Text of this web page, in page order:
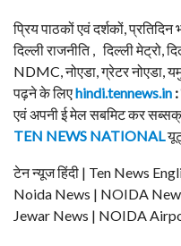
प्रिय पाठकों एवं दर्शकों,
दिल्ली राजनीति , दिल्ली मेट्रो,
NDMC, नोएडा, ग्रेटर नोएडा,
पढ़ने के लिएhindi.tennews.in :
एवं अपनी ई मेल सबमिट कर
TEN NEWS NATIONAL
टेन न्यूज हिंदी | Ten News
Noida News | NOIDA
Jewar News | NOIDA